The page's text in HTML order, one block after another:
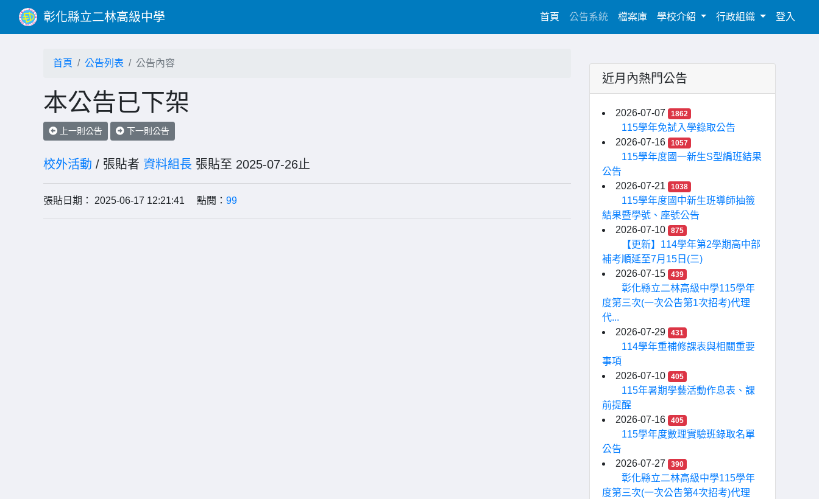
彰化縣立二林高級中學 首頁(current)
公告系統 檔案庫 學校介紹 行政組織 登入
首頁 公告列表 公告內容
本公告已下架
上一則公告 下一則公告
校外活動 / 張貼者 資料組長 張貼至 2025-07-26止
張貼日期： 2025-06-17 12:21:41 點閱： 99
近月內熱門公告
2026-07-07 1862
115學年免試入學錄取公告
2026-07-16
1057
115學年度國一新生S型編班結果
公告
2026-07-21
1038
115學年度國中新生班導師抽籤
結果暨學號、座號公告
2026-07-10
875
【更新】114學年第2學期高中部
補考順延至7月15日(三)
2026-07-15
439
彰化縣立二林高級中學115學年
度第三次(一次公告第1次招考)代理
代...
2026-07-29
431
114學年重補修課表與相關重要
事項
2026-07-10
405
115年暑期學藝活動作息表、課
前提醒
2026-07-16
405
115學年度數理實驗班錄取名單
公告
2026-07-27
390
彰化縣立二林高級中學115學年
度第三次(一次公告第4次招考)代理